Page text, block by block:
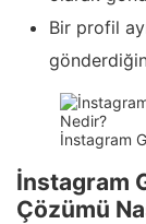
Bir profil
İnstagram
İnstagram
Çözümü